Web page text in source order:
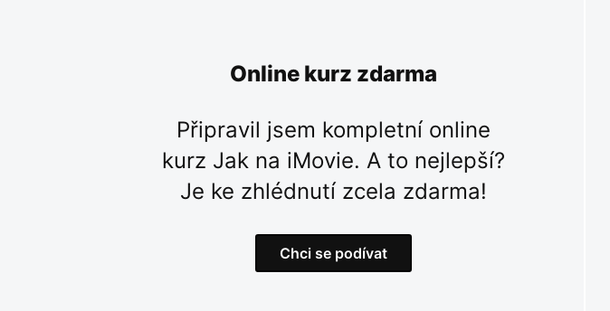
Online kurz zdarma
Připravil jsem kompletní online
kurz Jak na iMovie. A to nejlepší?
Je ke zhlédnutí zcela zdarma!
Chci se podívat